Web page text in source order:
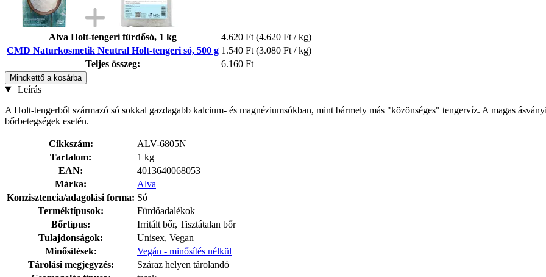
Alva Holt-tengeri fürdősó, 1 kg 4.620 Ft (4.620 Ft / kg)
CMD Naturkosmetik Neutral Holt-tengeri só, 500 g 1.540 Ft (3.080 Ft / kg)
Teljes összeg:
6.160 Ft
Mindkettő a kosárba
Leírás
A Holt-tengerből származó só sokkal gazdagabb kalcium- és magnéziumsókban, mint bármely más "közönséges" tengervíz. A magas
bőrbetegségek esetén.
Cikkszám:
ALV-6805N
Tartalom:
1 kg
EAN:
4013640068053
Márka:
Alva
Konzisztencia/adagolási forma: Só
Terméktípusok:
Fürdőadalékok
Bőrtípus:
Irritált bőr, Tisztátalan bőr
Tulajdonságok:
Unisex, Vegan
Minősítések:
Vegán - minősítés nélkül
Tárolási megjegyzés:
Száraz helyen tárolandó